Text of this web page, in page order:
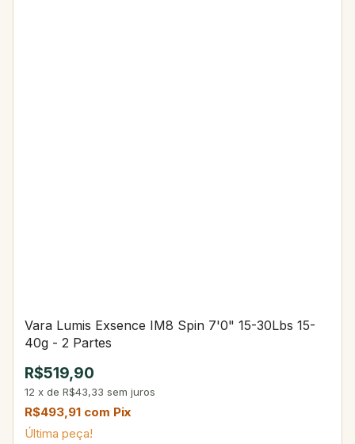
Vara Lumis Exsence IM8 Spin 7'0" 15-30Lbs 15-
40g - 2 Partes
R$519,90
12 x de R$43,33 sem juros
R$493,91 com Pix
Última peça!